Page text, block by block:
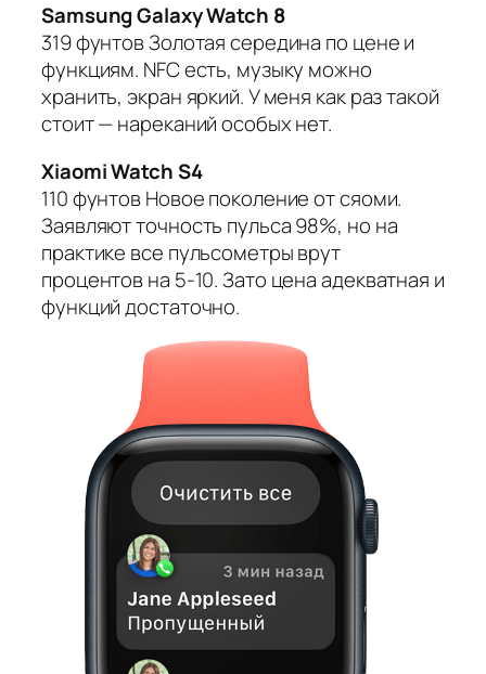
Samsung Galaxy Watch 8
319 фунтов Золотая середина по цене и
функциям. NFC есть, музыку можно
хранить, экран яркий. У меня как раз такой
стоит — нареканий особых нет.
Xiaomi Watch S4
110 фунтов Новое поколение от сяоми.
Заявляют точность пульса 98%, но на
практике все пульсометры врут
процентов на 5-10. Зато цена адекватная и
функций достаточно.